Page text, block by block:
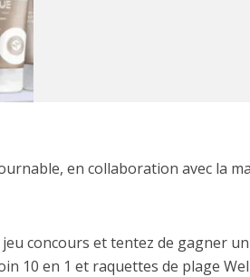
en collaboration avec la
jeu concours et tentez de gagner un
10 en 1 et raquettes de plage